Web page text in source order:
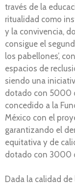
través de la
ritualidad como
y la convivencia,
consigue el
los pabellones’,
espacios de
siendo una
dotado con 5000
concedido a la
México con el
garantizando el
equitativa y de
dotado con 3000
Dada la calidad